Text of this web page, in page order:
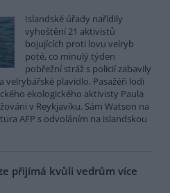
Islandské úřady nařídily
vyhoštění 21 aktivistů
bojujících proti lovu velryb
poté, co minulý týden
pobřežní stráž s policií zabavily
velrybářské plavidlo. Pasažéři lodi
ekologického aktivisty Paula
v Reykjavíku. Sám Watson na
AFP s odvoláním na islandskou
přijímá kvůli vedrům více